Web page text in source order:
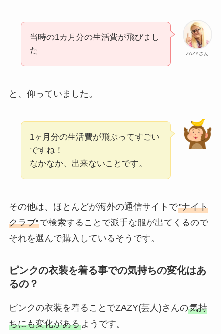
ZAZYさん
当時の1カ月分の生活費が飛びまし
た
と、仰っていました。
1ヶ月分の生活費が飛ぶってすごい
ですね！
なかなか、出来ないことです。
その他は、ほとんどが海外の通信サイトで”ナイト
クラブ”で検索することで派手な服が出てくるので
それを選んで購入しているそうです。
ピンクの衣装を着る事での気持ちの変化はあ
るの？
ピンクの衣装を着ることでZAZY(芸人)さんの気持
ちにも変化があるようです。